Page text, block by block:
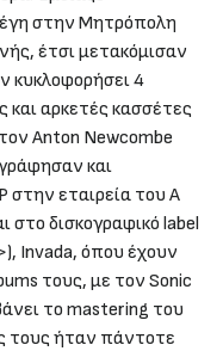
στην Μητρόπολη
έτσι μετακόμισαν
κυκλοφορήσει 4
αρκετές κασσέτες
Anton Newcombe
και
στην εταιρεία του A
στο δισκογραφικό label
Invada, όπου έχουν
τους, με τον Sonic
το mastering του
τους ήταν πάντοτε